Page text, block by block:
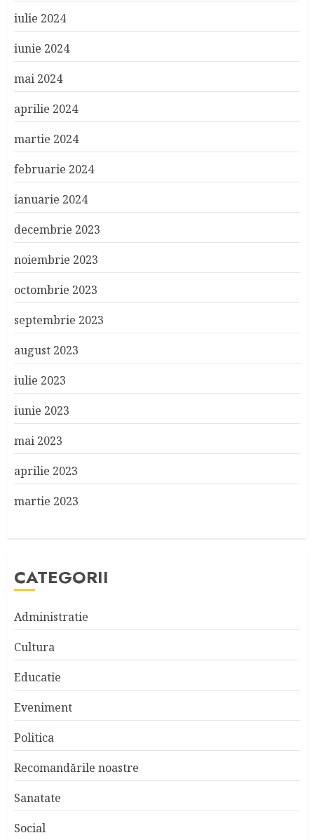
iulie 2024
iunie 2024
mai 2024
aprilie 2024
martie 2024
februarie 2024
ianuarie 2024
decembrie 2023
noiembrie 2023
octombrie 2023
septembrie 2023
august 2023
iulie 2023
iunie 2023
mai 2023
aprilie 2023
martie 2023
CATEGORII
Administratie
Cultura
Educatie
Eveniment
Politica
Recomandările noastre
Sanatate
Social